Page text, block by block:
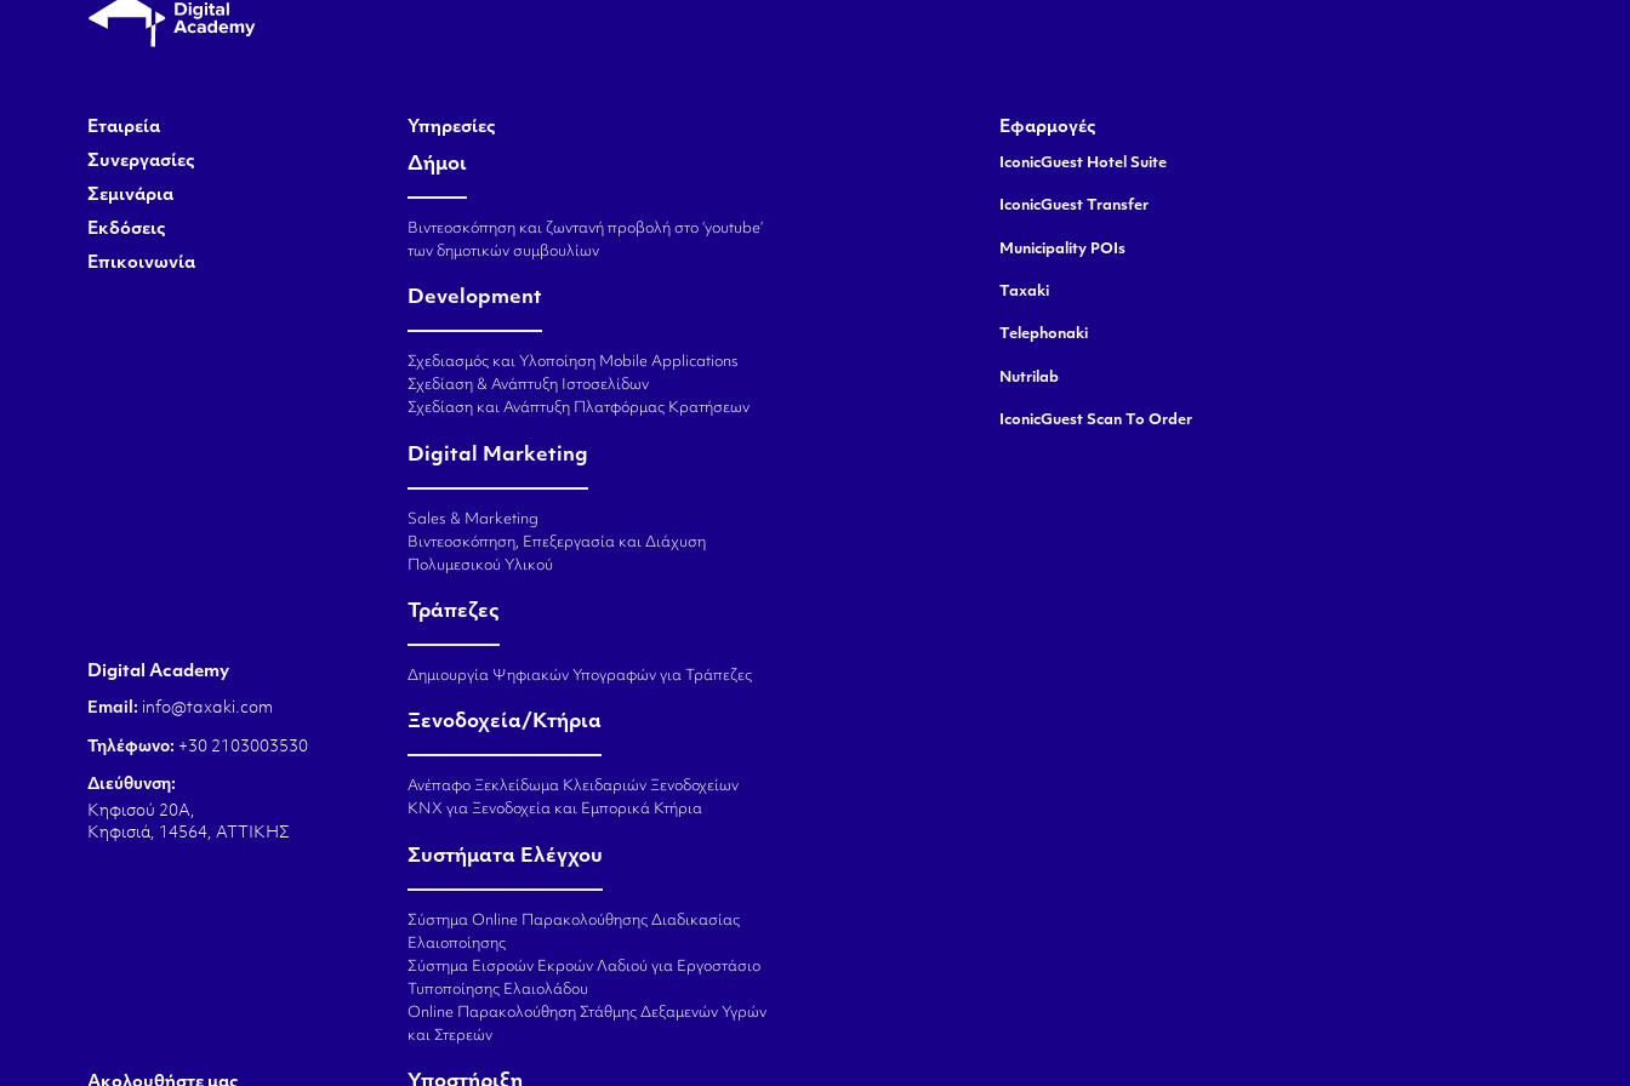
Εταιρεία
Συνεργασίες
Σεμινάρια
Εκδόσεις
Επικοινωνία
Υπηρεσίες
Δήμοι
Βιντεοσκόπηση και ζωντανή προβολή στο ‘youtube’
των δημοτικών συμβουλίων
Development
Σχεδιασμός και Υλοποίηση Mobile Applications
Σχεδίαση & Ανάπτυξη Ιστοσελίδων
Σχεδίαση και Ανάπτυξη Πλατφόρμας Κρατήσεων
Digital Marketing
Sales & Marketing
Βιντεοσκόπηση, Επεξεργασία και Διάχυση
Πολυμεσικού Υλικού
Τράπεζες
Δημιουργία Ψηφιακών Υπογραφών για Τράπεζες
Ξενοδοχεία/Κτήρια
Ανέπαφο Ξεκλείδωμα Κλειδαριών Ξενοδοχείων
KNX για Ξενοδοχεία και Εμπορικά Κτήρια
Συστήματα Ελέγχου
Σύστημα Online Παρακολούθησης Διαδικασίας
Ελαιοποίησης
Σύστημα Εισροών Εκροών Λαδιού για Εργοστάσιο
Τυποποίησης Ελαιολάδου
Online Παρακολούθηση Στάθμης Δεξαμενών Υγρών
και Στερεών
Εφαρμογές
IconicGuest Hotel Suite
IconicGuest Transfer
Municipality POIs
Taxaki
Telephonaki
Nutrilab
IconicGuest Scan To Order
Digital Academy
Email: info@taxaki.com
Τηλέφωνο: +30 2103003530
Διεύθυνση:
Κηφισού 20Α,
Κηφισιά, 14564, ΑΤΤΙΚΗΣ